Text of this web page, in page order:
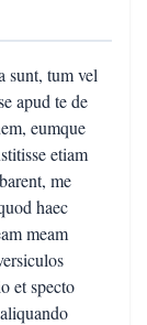
sunt, tum vel
apud te de
eumque
etiam
me
haec
meam
et specto